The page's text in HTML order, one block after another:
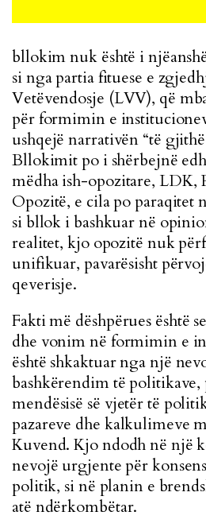
bllokim nuk është i
si nga partia fituese e
Vetëvendosje (LVV), që
për formimin e
ushqejë narrativën “të
Bllokimit po i shërbejnë
mëdha ish-opozitare, LDK,
Opozitë, e cila po paraqitet
si bllok i bashkuar në
realitet, kjo opozitë nuk
unifikuar, pavarësisht
qeverisje.
Fakti më dëshpërues është
dhe vonim në formimin e
është shkaktuar nga një
bashkërendim të
mendësisë së vjetër të
pazareve dhe kalkulimeve
Kuvend. Kjo ndodh në një
nevojë urgjente për
politik, si në planin e
atë ndërkombëtar.